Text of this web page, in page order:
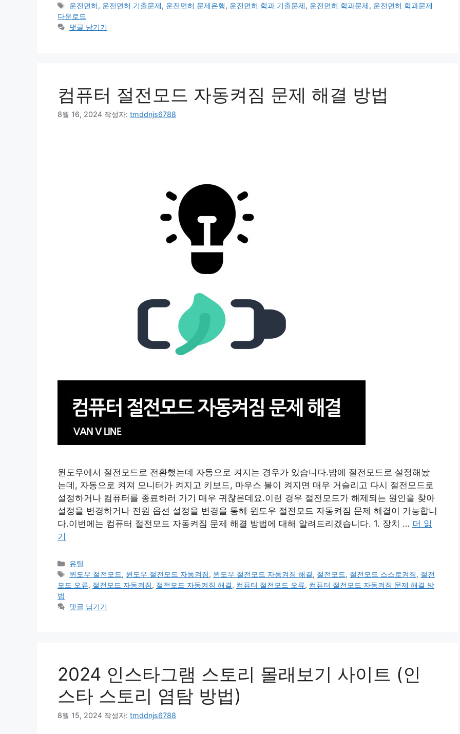
테
고
리
태
그
운전면허, 운전면허 기출문제, 운전면허 문제은행, 운전면허 학과 기출문제, 운전면허 학과문제, 운전면허 학과문제
다운로드
댓글 남기기
컴퓨터 절전모드 자동켜짐 문제 해결 방법
8월 16, 2024 작성자: tmddnjs6788
윈도우에서 절전모드로 전환했는데 자동으로 켜지는 경우가 있습니다.밤에 절전모드로 설정해놨
는데, 자동으로 켜져 모니터가 켜지고 키보드, 마우스 불이 켜지면 매우 거슬리고 다시 절전모드로
설정하거나 컴퓨터를 종료하러 가기 매우 귀찮은데요.이런 경우 절전모드가 해제되는 원인을 찾아
설정을 변경하거나 전원 옵션 설정을 변경을 통해 윈도우 절전모드 자동켜짐 문제 해결이 가능합니
다.이번에는 컴퓨터 절전모드 자동켜짐 문제 해결 방법에 대해 알려드리겠습니다. 1. 장치 … 더 읽
기
카
테
고
유틸
태
그
윈도우 절전모드, 윈도우 절전모드 자동켜짐, 윈도우 절전모드 자동켜짐 해결, 절전모드, 절전모드 스스로켜짐, 절전
모드 오류, 절전모드 자동켜짐, 절전모드 자동켜짐 해결, 컴퓨터 절전모드 오류, 컴퓨터 절전모드 자동켜짐 문제 해결 방
법
댓글 남기기
2024 인스타그램 스토리 몰래보기 사이트 (인
스타 스토리 염탐 방법)
8월 15, 2024 작성자: tmddnjs6788